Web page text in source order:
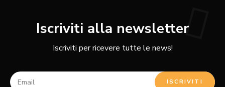
Iscriviti alla newsletter
Iscriviti per ricevere tutte le news!